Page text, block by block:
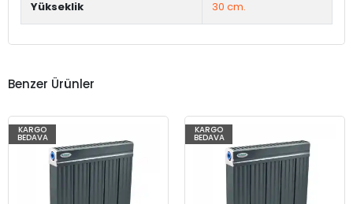
Yükseklik 30 cm.
Benzer Ürünler
KARGO
BEDAVA
KARGO
BEDAVA